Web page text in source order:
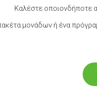
Καλέστε οποιονδήποτε
μονάδων ή ένα